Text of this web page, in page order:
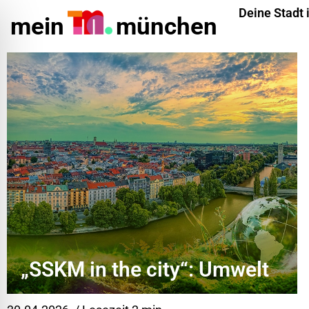
mein münchen Deine Stadt
„SSKM in the city“: Umwelt